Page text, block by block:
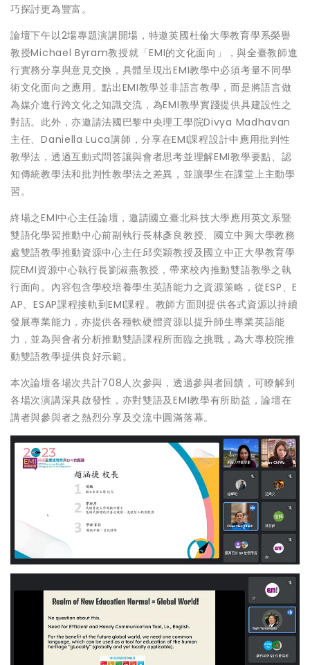
巧探討更為豐富。
論壇下午以2場專題演講開場，特邀英國杜倫大學教育學系榮譽
教授Michael Byram教授就「EMI的文化面向」，與全臺教師進
行實務分享與意見交換，具體呈現出EMI教學中必須考量不同學
術文化面向之應用。點出EMI教學並非語言教學，而是將語言做
為媒介進行跨文化之知識交流，為EMI教學實踐提供具建設性之
對話。此外，亦邀請法國巴黎中央理工學院Divya Madhavan
主任、Daniella Luca講師，分享在EMI課程設計中應用批判性
教學法，透過互動式問答讓與會者思考並理解EMI教學要點、認
知傳統教學法和批判性教學法之差異，並讓學生在課堂上主動學
習。
終場之EMI中心主任論壇，邀請國立臺北科技大學應用英文系暨
雙語化學習推動中心前副執行長林彥良教授、國立中興大學教務
處雙語教學推動資源中心主任邱奕穎教授及國立中正大學教育學
院EMI資源中心執行長劉淑燕教授，帶來校內推動雙語教學之執
行面向。內容包含學校培養學生英語能力之資源策略，從ESP、E
AP、ESAP課程接軌到EMI課程。教師方面則提供各式資源以持續
發展專業能力，亦提供各種軟硬體資源以提升師生專業英語能
力，並為與會者分析推動雙語課程所面臨之挑戰，為大專校院推
動雙語教學提供良好示範。
本次論壇各場次共計708人次參與，透過參與者回饋，可瞭解到
各場次演講深具啟發性，亦對雙語及EMI教學有所助益，論壇在
講者與參與者之熱烈分享及交流中圓滿落幕。